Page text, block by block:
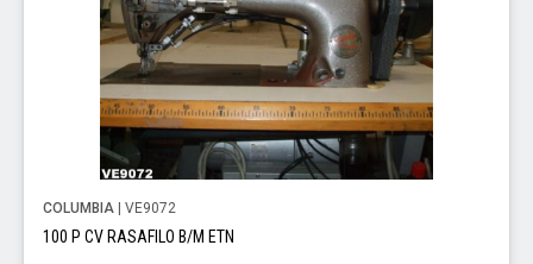
COLUMBIA | VE9072
100 P CV RASAFILO B/M ETN